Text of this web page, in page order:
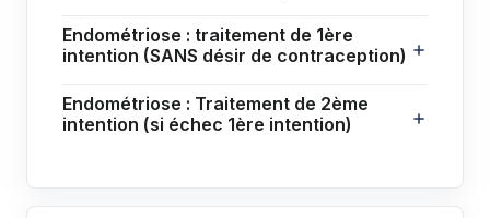
Endométriose : traitement de 1ère
intention (SANS désir de contraception)
Endométriose : Traitement de 2ème
intention (si échec 1ère intention)